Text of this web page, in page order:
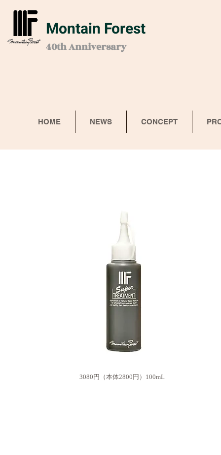
Montain Forest
40th Anniversary
HOME NEWS CONCEPT
3080円（本体2800円）100mL